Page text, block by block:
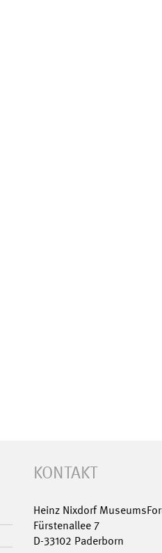
KONTAKT
Heinz Nixdorf
Fürstenallee 7
D-33102 Paderborn